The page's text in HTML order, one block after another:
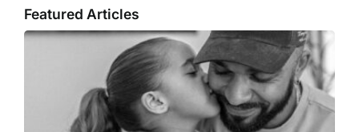
Featured Articles